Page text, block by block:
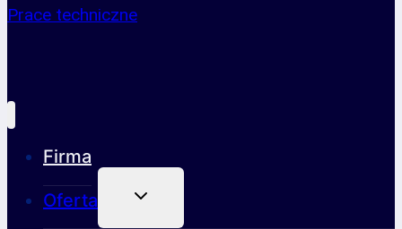
Prace techniczne
Firma
Oferta
Przełącz